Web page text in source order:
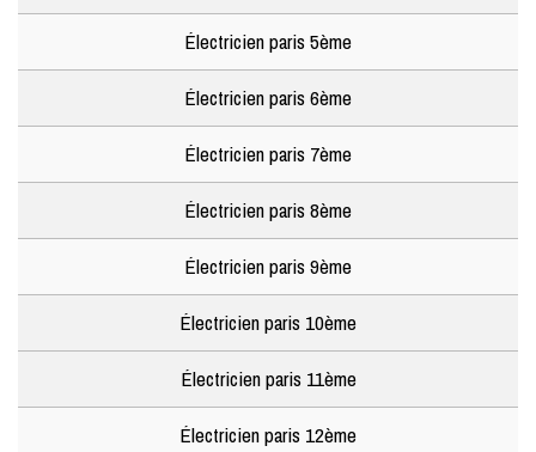
Électricien paris 5ème
Électricien paris 6ème
Électricien paris 7ème
Électricien paris 8ème
Électricien paris 9ème
Électricien paris 10ème
Électricien paris 11ème
Électricien paris 12ème